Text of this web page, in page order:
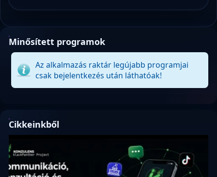
Minősített programok
Az alkalmazás raktár legújabb programjai
csak bejelentkezés után láthatóak!
Cikkeinkből